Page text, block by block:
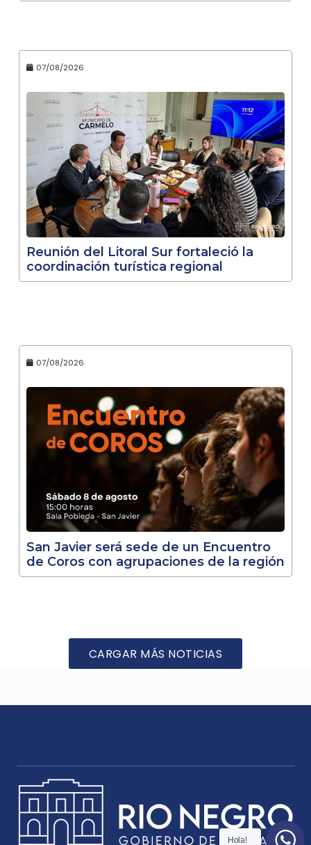
07/08/2026
Reunión del Litoral Sur fortaleció la
coordinación turística regional
07/08/2026
San Javier será sede de un Encuentro
de Coros con agrupaciones de la región
CARGAR MÁS NOTICIAS
Hola!